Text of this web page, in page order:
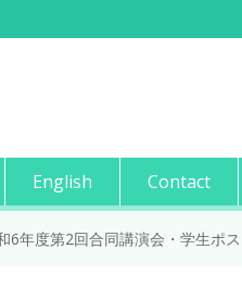
English Contact
年度第2回合同講演会・学生ポ